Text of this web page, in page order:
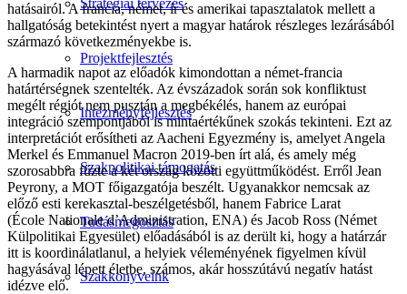
Stratégiai tervezés
Projektfejlesztés
Intézményfejlesztés
Szakpolitikai támogatás
Tudásmegosztás
Szakkönyveink
hatásairól. A francia, német, ír és amerikai tapasztalatok mellett a
hallgatóság betekintést nyert a magyar határok részleges lezárásából
származó következményekbe is.
A harmadik napot az előadók kimondottan a német-francia
határtérségnek szentelték. Az évszázadok során sok konfliktust
megélt régiót nem pusztán a megbékélés, hanem az európai
integráció szempontjából is mintaértékűnek szokás tekinteni. Ezt az
interpretációt erősítheti az Aacheni Egyezmény is, amelyet Angela
Merkel és Emmanuel Macron 2019-ben írt alá, és amely még
szorosabbra fűzte a két ország közötti együttműködést. Erről Jean
Peyrony, a MOT főigazgatója beszélt. Ugyanakkor nemcsak az
előző esti kerekasztal-beszélgetésből, hanem Fabrice Larat
(École Nationale d’Administration, ENA) és Jacob Ross (Német
Külpolitikai Egyesület) előadásából is az derült ki, hogy a határzár
itt is koordinálatlanul, a helyiek véleményének figyelmen kívül
hagyásával lépett életbe, számos, akár hosszútávú negatív hatást
idézve elő.